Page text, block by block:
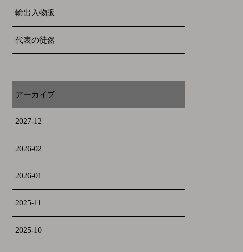
輸出入物販
代表の徒然
アーカイブ
2027-12
2026-02
2026-01
2025-11
2025-10